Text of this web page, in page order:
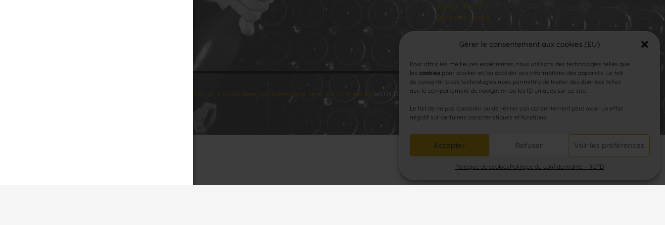
Gérer le consentement aux cookies (EU)
Pour offrir les meilleures expériences, nous utilisons des technologies telles que
les cookies pour stocker et/ou accéder aux informations des appareils. Le fait
de consentir à ces technologies nous permettra de traiter des données telles
que le comportement de navigation ou les ID uniques sur ce site.
Le fait de ne pas consentir ou de retirer son consentement peut avoir un effet
négatif sur certaines caractéristiques et fonctions.
Accepter Refuser Voir les préférences
Politique de cookiesPolitique de confidentialité – RGPD
Samedi : Fermé
Dimanche : Fermé
© 2007 Tous droits réservés Champagne René JOLLY. Made by WEB3-DESIGN.